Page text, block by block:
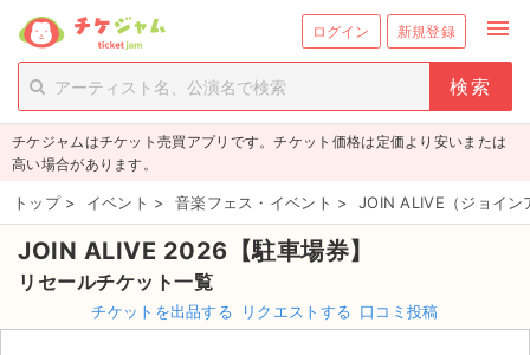
ログイン 新規登録 menu
person_add 新規会員登録
チケットを探す
新着チケット
値下げしたチケット
都道府県からチケットを探す
チケジャムはチケット売買アプリです。チケット価格は定価より安いまたは
高い場合があります。
トップ > イベント > 音楽フェス・イベント > JOIN ALIVE（ジョイン
JOIN ALIVE 2026【駐車場券】
リセールチケット一覧
チケットを出品する リクエストする 口コミ投稿